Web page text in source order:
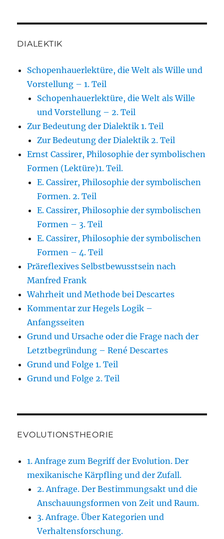
DIALEKTIK
Schopenhauerlektüre, die Welt als Wille und
Vorstellung – 1. Teil
Schopenhauerlektüre, die Welt als Wille
und Vorstellung – 2. Teil
Zur Bedeutung der Dialektik 1. Teil
Zur Bedeutung der Dialektik 2. Teil
Ernst Cassirer, Philosophie der symbolischen
Formen (Lektüre)1. Teil.
E. Cassirer, Philosophie der symbolischen
Formen. 2. Teil
E. Cassirer, Philosophie der symbolischen
Formen – 3. Teil
E. Cassirer, Philosophie der symbolischen
Formen – 4. Teil
Präreflexives Selbstbewusstsein nach
Manfred Frank
Wahrheit und Methode bei Descartes
Kommentar zur Hegels Logik –
Anfangsseiten
Grund und Ursache oder die Frage nach der
Letztbegründung – René Descartes
Grund und Folge 1. Teil
Grund und Folge 2. Teil
EVOLUTIONSTHEORIE
1. Anfrage zum Begriff der Evolution. Der
mexikanische Kärpfling und der Zufall.
2. Anfrage. Der Bestimmungsakt und die
Anschauungsformen von Zeit und Raum.
3. Anfrage. Über Kategorien und
Verhaltensforschung.